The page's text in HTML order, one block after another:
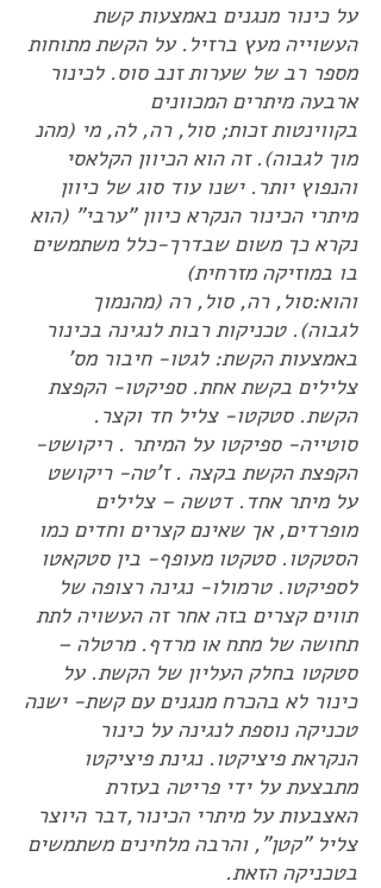
על כינור מנגנים באמצעות קשת
העשוייה מעץ ברזיל. על הקשת מתוחות
מספר רב של שערות זנב סוס. לכינור
ארבעה מיתרים המכוונים
בקווינטות זכות; סול, רה, לה, מי (מהנ
מוך לגבוה). זה הוא הכיוון הקלאסי
והנפוץ יותר. ישנו עוד סוג של כיוון
מיתרי הכינור הנקרא כיוון "ערבי" (הוא
נקרא כך משום שבדרך-כלל משתמשים
בו במוזיקה מזרחית)
והוא:סול, רה, סול, רה (מהנמוך
לגבוה). טכניקות רבות לנגינה בכינור
באמצעות הקשת: לגטו- חיבור מס'
צלילים בקשת אחת. ספיקטו- הקפצת
הקשת. סטקטו- צליל חד וקצר.
סוטייה- ספיקטו על המיתר . ריקושט-
הקפצת הקשת בקצה . ז'טה- ריקושט
על מיתר אחד. דטשה – צלילים
מופרדים, אך שאינם קצרים וחדים כמו
הסטקטו. סטקטו מעופף- בין סטקאטו
לספיקטו. טרמולו- נגינה רצופה של
תווים קצרים בזה אחר זה העשויה לתת
תחושה של מתח או מרדף. מרטלה –
סטקטו בחלק העליון של הקשת. על
כינור לא בהכרח מנגנים עם קשת- ישנה
טכניקה נוספת לנגינה על כינור
הנקראת פיציקטו. נגינת פיציקטו
מתבצעת על ידי פריטה בעזרת
האצבעות על מיתרי הכינור,דבר היוצר
צליל "קטן", והרבה מלחינים משתמשים
בטכניקה הזאת.